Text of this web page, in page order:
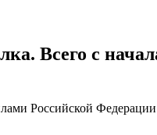
Всего с
Российской